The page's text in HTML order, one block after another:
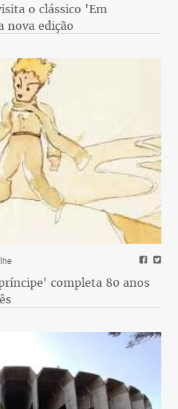
o clássico 'Em
nova edição
completa 80 anos